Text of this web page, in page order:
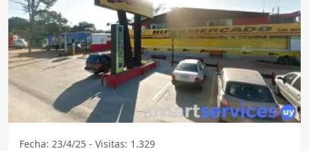
Fecha: 23/4/25 - Visitas: 1.329